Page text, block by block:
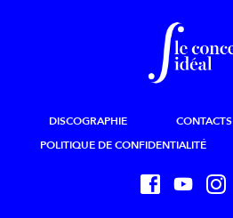
DISCOGRAPHIE CONTACTS
POLITIQUE DE CONFIDENTIALITÉ